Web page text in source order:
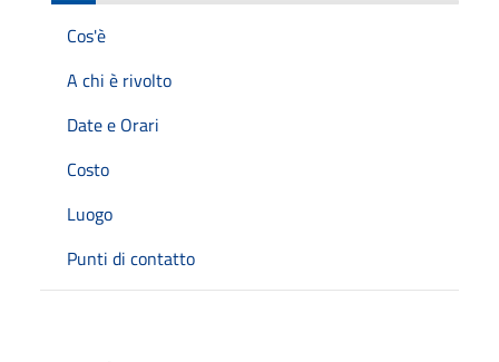
Cos'è
A chi è rivolto
Date e Orari
Costo
Luogo
Punti di contatto